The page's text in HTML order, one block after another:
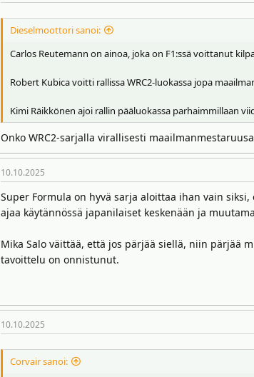
Dieselmoottori sanoi:
Carlos Reutemann on ainoa, joka on F1:ssä voittanut
Robert Kubica voitti rallissa WRC2-luokassa jopa
Kimi Räikkönen ajoi rallin pääluokassa parhaimmillaan
Onko WRC2-sarjalla virallisesti
10.10.2025
Super Formula on hyvä sarja aloittaa ihan vain
ajaa käytännössä japanilaiset keskenään ja
Mika Salo väittää, että jos pärjää siellä, niin pärjää
tavoittelu on onnistunut.
10.10.2025
Corvair sanoi: